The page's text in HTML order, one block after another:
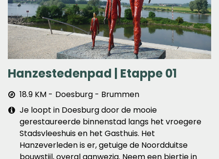
Hanzestedenpad | Etappe 01
Afstand
&
plaats
18.9 KM
Doesburg - Brummen
Extra
info
Je loopt in Doesburg door de mooie
gerestaureerde binnenstad langs het vroegere
Stadsvleeshuis en het Gasthuis. Het
Hanzeverleden is er, getuige de Noordduitse